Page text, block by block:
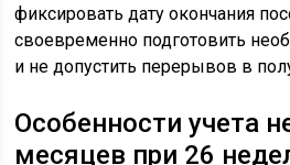
фиксировать дату окончания
своевременно подготовить
и не допустить перерывов в
Особенности учета
месяцев при 26